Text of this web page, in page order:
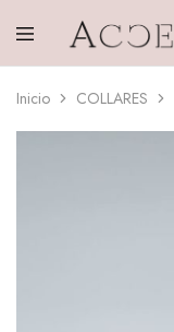
Inicio COLLARES